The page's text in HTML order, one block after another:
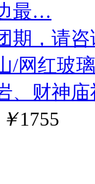
最…
期，请
/网红玻
、财神
￥1755